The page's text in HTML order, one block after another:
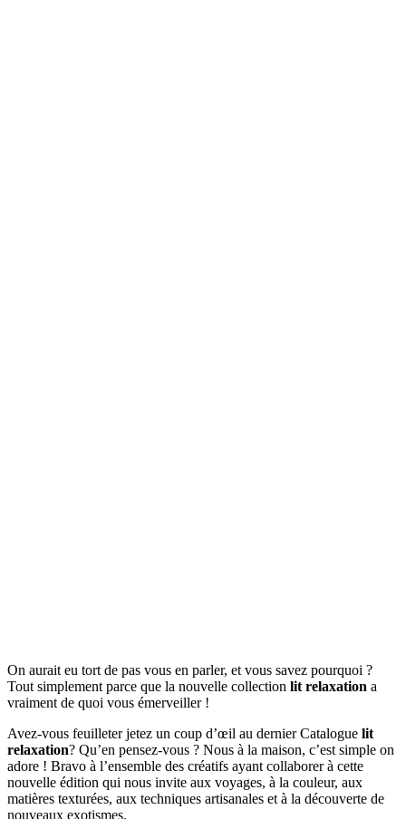
On aurait eu tort de pas vous en parler, et vous savez pourquoi ?
Tout simplement parce que la nouvelle collection lit relaxation a
vraiment de quoi vous émerveiller !
Avez-vous feuilleter jetez un coup d’œil au dernier Catalogue lit
relaxation? Qu’en pensez-vous ? Nous à la maison, c’est simple on
adore ! Bravo à l’ensemble des créatifs ayant collaborer à cette
nouvelle édition qui nous invite aux voyages, à la couleur, aux
matières texturées, aux techniques artisanales et à la découverte de
nouveaux exotismes.